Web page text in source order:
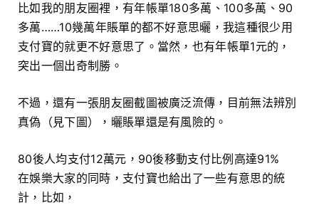
比如我的朋友圈裡，有年帳單180多萬、100多萬、90
多萬……10幾萬年賬單的都不好意思曬，我這種很少用
支付寶的就更不好意思了。當然，也有年帳單1元的，
突出一個出奇制勝。
不過，還有一張朋友圈截圖被廣泛流傳，目前無法辨別
真偽（見下圖），曬賬單還是有風險的。
80後人均支付12萬元，90後移動支付比例高達91%
在娛樂大家的同時，支付寶也給出了一些有意思的統
計，比如，